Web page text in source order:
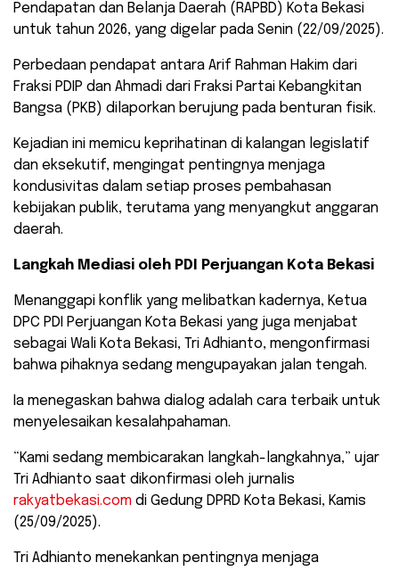
Pendapatan dan Belanja Daerah (RAPBD) Kota Bekasi
untuk tahun 2026, yang digelar pada Senin (22/09/2025).
Perbedaan pendapat antara Arif Rahman Hakim dari
Fraksi PDIP dan Ahmadi dari Fraksi Partai Kebangkitan
Bangsa (PKB) dilaporkan berujung pada benturan fisik.
​Kejadian ini memicu keprihatinan di kalangan legislatif
dan eksekutif, mengingat pentingnya menjaga
kondusivitas dalam setiap proses pembahasan
kebijakan publik, terutama yang menyangkut anggaran
daerah.
Langkah Mediasi oleh PDI Perjuangan Kota Bekasi
Menanggapi konflik yang melibatkan kadernya, Ketua
DPC PDI Perjuangan Kota Bekasi yang juga menjabat
sebagai Wali Kota Bekasi, Tri Adhianto, mengonfirmasi
bahwa pihaknya sedang mengupayakan jalan tengah.
Ia menegaskan bahwa dialog adalah cara terbaik untuk
menyelesaikan kesalahpahaman.
“Kami sedang membicarakan langkah-langkahnya,” ujar
Tri Adhianto saat dikonfirmasi oleh jurnalis
rakyatbekasi.com di Gedung DPRD Kota Bekasi, Kamis
(25/09/2025).
Tri Adhianto menekankan pentingnya menjaga